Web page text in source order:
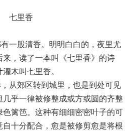
七里香
一股清香。明明白白的，夜里尤
，读了一本叫《七里香》的诗
木叫七里香。
从郊区转到城里，也是到处可见
乎一律被修整成或方或圆的齐整
篱笆。这种有细细密密叶子的可
十分配合，愈是被修剪愈是将根